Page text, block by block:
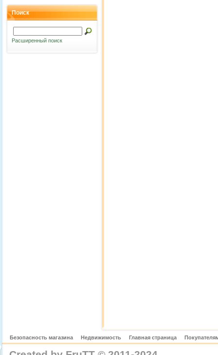
Поиск
Расширенный поиск
Безопасность магазина Недвижимость Главная страница